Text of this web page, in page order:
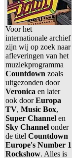
Voor het
internationale archief
zijn wij op zoek naar
afleveringen van het
muziekprogramma
Countdown zoals
uitgezonden door
Veronica en later
ook doorEuropa
TV, Music Box,
Super Channel en
Sky Channel onder
de titel Countdown
Europe's Number 1
Rockshow. Alles is